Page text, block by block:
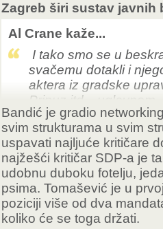
Zagreb širi sustav javnih
Al Crane kaže...
I tako smo se u
svačemu dotakli i
aktera iz gradske
Pripuz itd...
državom) je golem i
sve strane kruže
možeš uvijek biti
zubima, nego trebaš
dobro da preživiš, tj.
svrgnu, jer danas je
općenito... a
podosta dobrog i za
Bandić je gradio
svim strukturama u svim
uspavati najljuće kritičare
najžešći kritičar SDP-a je
udobnu duboku fotelju,
psima. Tomašević je u
poziciji više od dva
koliko će se toga držati.